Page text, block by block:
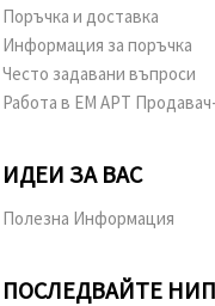
Поръчка и доставка
Информация за поръчка
Често задавани въпроси
Работа в ЕМ АРТ
ИДЕИ ЗА ВАС
Полезна Информация
ПОСЛЕДВАЙТЕ НИ